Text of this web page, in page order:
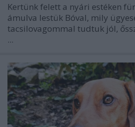
Kertünk felett a nyári estéken
ámulva lestük Bóval, mily
tacsilovagommal tudtuk jól,
...